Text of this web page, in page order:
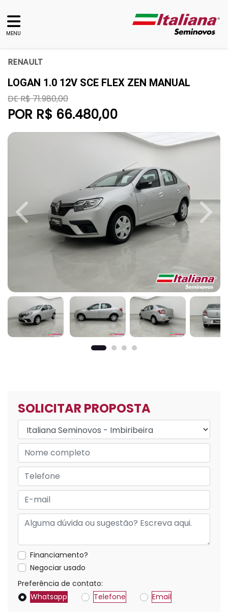
MENU
RENAULT
LOGAN 1.0 12V SCE FLEX ZEN MANUAL
DE R$ 71.980,00
POR R$ 66.480,00
Previous Next
SOLICITAR PROPOSTA
Financiamento?
Negociar usado
Preferência de contato:
Whatsapp
Telefone Email